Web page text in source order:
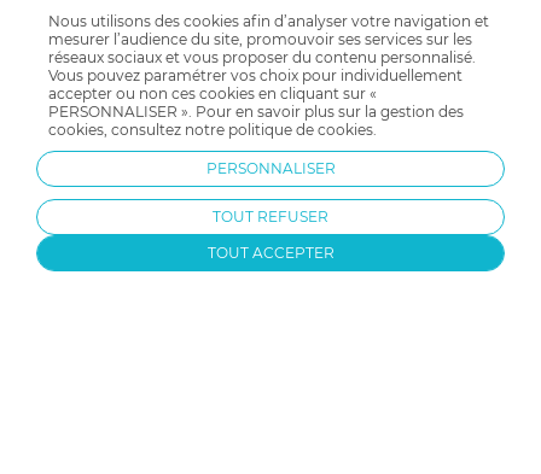
Modes de livraison
Moyens de paiement
Garantie stock & produit
Satisfait ou remboursé
Comment se protéger du phishing ?
Soldes allobébé
allobébé vous recommande
Nos labels
Nos licences
Besoin d'aide ?
FAQ
les plus d'allobébé
Infos conseils
Jeux concours
Valise de maternité
Paiement sécurisé
Nous utilisons des cookies afin d’analyser votre navigation et
mesurer l’audience du site, promouvoir ses services sur les
réseaux sociaux et vous proposer du contenu personnalisé.
Vous pouvez paramétrer vos choix pour individuellement
accepter ou non ces cookies en cliquant sur «
PERSONNALISER ». Pour en savoir plus sur la gestion des
cookies, consultez notre politique de cookies.
PERSONNALISER
TOUT REFUSER
TOUT ACCEPTER